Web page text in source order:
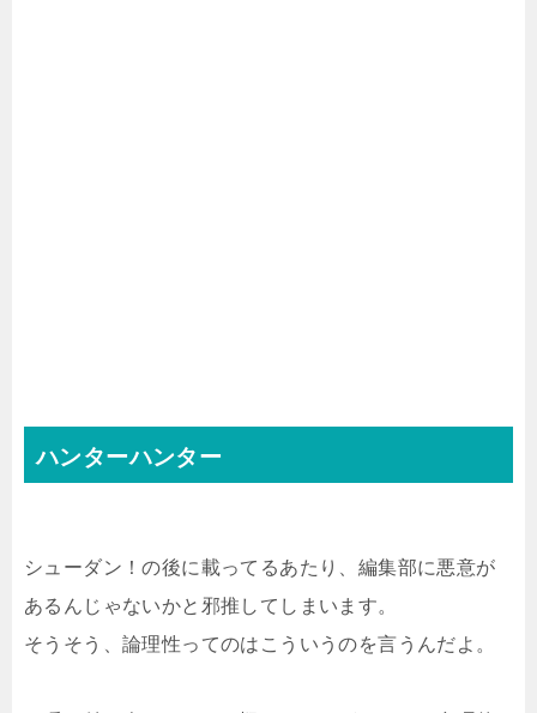
ハンターハンター
シューダン！の後に載ってるあたり、編集部に悪意が
あるんじゃないかと邪推してしまいます。
そうそう、論理性ってのはこういうのを言うんだよ。